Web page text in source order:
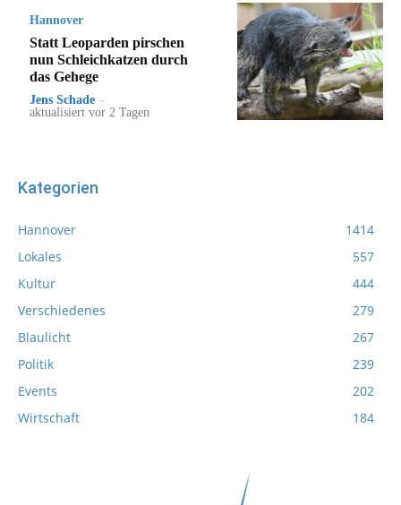
Hannover
Statt Leoparden pirschen
nun Schleichkatzen durch
das Gehege
Jens Schade -
aktualisiert vor 2 Tagen
Kategorien
Hannover
1414
Lokales
557
Kultur
444
Verschiedenes
279
Blaulicht
267
Politik
239
Events
202
Wirtschaft
184